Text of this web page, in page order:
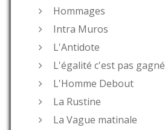
Hommages
Intra Muros
L'Antidote
L'égalité c'est pas gagné
L'Homme Debout
La Rustine
La Vague matinale